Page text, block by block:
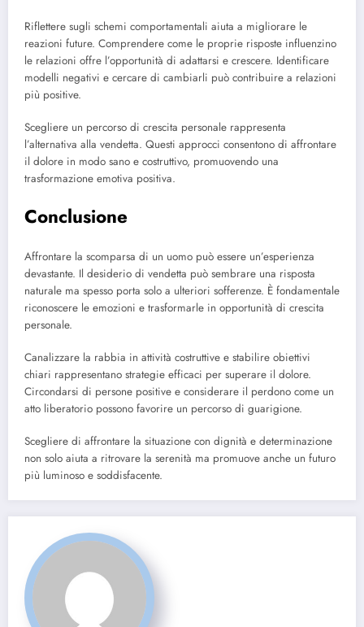
Riflettere sugli schemi comportamentali aiuta a migliorare le
reazioni future. Comprendere come le proprie risposte influenzino
le relazioni offre l’opportunità di adattarsi e crescere. Identificare
modelli negativi e cercare di cambiarli può contribuire a relazioni
più positive.
Scegliere un percorso di crescita personale rappresenta
l’alternativa alla vendetta. Questi approcci consentono di affrontare
il dolore in modo sano e costruttivo, promuovendo una
trasformazione emotiva positiva.
Conclusione
Affrontare la scomparsa di un uomo può essere un’esperienza
devastante. Il desiderio di vendetta può sembrare una risposta
naturale ma spesso porta solo a ulteriori sofferenze. È fondamentale
riconoscere le emozioni e trasformarle in opportunità di crescita
personale.
Canalizzare la rabbia in attività costruttive e stabilire obiettivi
chiari rappresentano strategie efficaci per superare il dolore.
Circondarsi di persone positive e considerare il perdono come un
atto liberatorio possono favorire un percorso di guarigione.
Scegliere di affrontare la situazione con dignità e determinazione
non solo aiuta a ritrovare la serenità ma promuove anche un futuro
più luminoso e soddisfacente.